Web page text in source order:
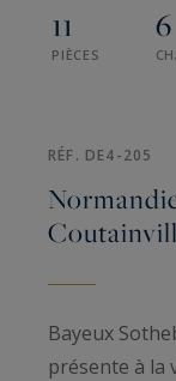
11
PIÈCES
6
RÉF. DE4-205
Bayeux
présente à la